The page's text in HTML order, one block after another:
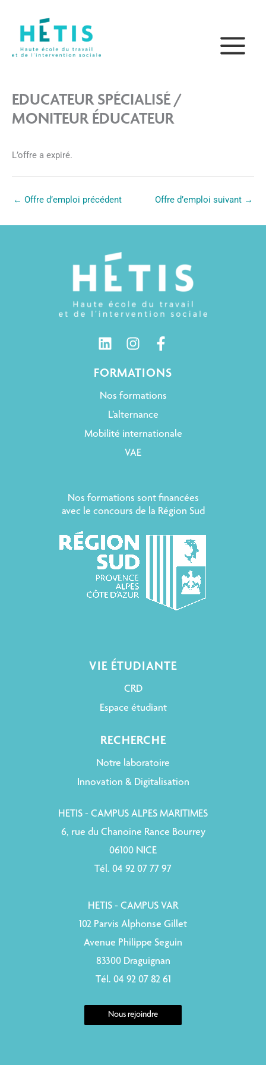
contenu
EDUCATEUR SPÉCIALISÉ /
MONITEUR ÉDUCATEUR
L’offre a expiré.
← Offre d’emploi précédent Offre d’emploi suivant →
FORMATIONS
Nos formations
L’alternance
Mobilité internationale
VAE
Nos formations sont financées
avec le concours de la Région Sud
VIE ÉTUDIANTE
CRD
Espace étudiant
RECHERCHE
Notre laboratoire
Innovation & Digitalisation
HETIS - CAMPUS ALPES MARITIMES
6, rue du Chanoine Rance Bourrey
06100 NICE
Tél. 04 92 07 77 97
HETIS - CAMPUS VAR
102 Parvis Alphonse Gillet
Avenue Philippe Seguin
83300 Draguignan
Tél. 04 92 07 82 61
Nous rejoindre